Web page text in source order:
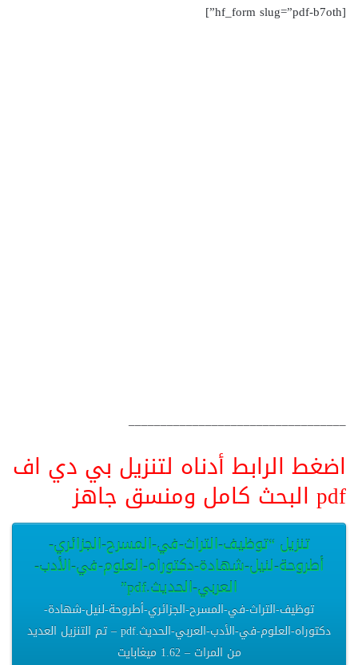
[hf_form slug=”pdf-b7oth”]
__________________________________
اضغط الرابط أدناه لتنزيل بي دي اف
pdf البحث كامل ومنسق جاهز
تنزيل “توظيف-التراث-في-المسرح-الجزائري-
أطروحة-لنيل-شهادة-دكتوراه-العلوم-في-الأدب-
العربي-الحديث.pdf”
توظيف-التراث-في-المسرح-الجزائري-أطروحة-لنيل-شهادة-
دكتوراه-العلوم-في-الأدب-العربي-الحديث.pdf – تم التنزيل العديد
من المرات – 1.62 ميغابايت